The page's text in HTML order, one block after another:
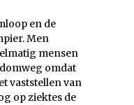
en de
Men
mensen
omdat
vaststellen van
op ziektes de